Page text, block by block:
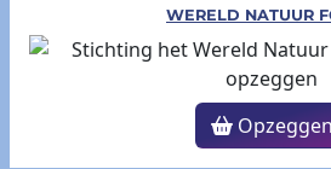
WERELD NATUUR
Opzeggen